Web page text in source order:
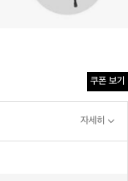
쿠폰 보기
자세히